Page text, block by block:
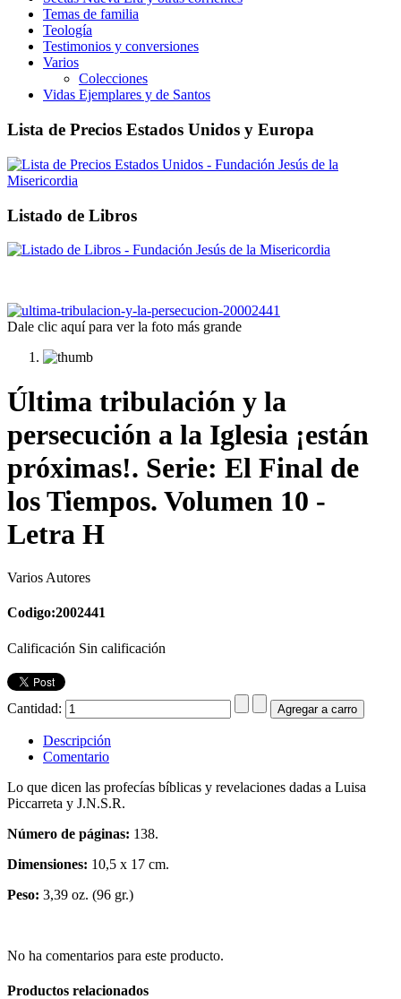
Temas de familia
Teología
Testimonios y conversiones
Varios
Colecciones
Vidas Ejemplares y de Santos
Lista de Precios Estados Unidos y Europa
Listado de Libros
Dale clic aquí para ver la foto más grande
Última tribulación y la
persecución a la Iglesia ¡están
próximas!. Serie: El Final de
los Tiempos. Volumen 10 -
Letra H
Varios Autores
Codigo:2002441
Calificación Sin calificación
Cantidad:
Descripción
Comentario
Lo que dicen las profecías bíblicas y revelaciones dadas a Luisa
Piccarreta y J.N.S.R.
Número de páginas: 138.
Dimensiones: 10,5 x 17 cm.
Peso: 3,39 oz. (96 gr.)
No ha comentarios para este producto.
Productos relacionados